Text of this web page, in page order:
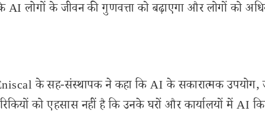
AI लोगों के जीवन की गुणवत्ता को बढ़ाएगा और लोगों को
के सह-संस्थापक ने कहा कि AI के सकारात्मक
को एहसास नहीं है कि उनके घरों और कार्यालयों में AI